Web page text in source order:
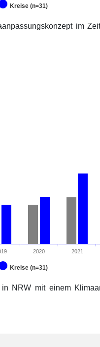
Kreise (n=31)
im
Kreise (n=31)
2020 2021
NRW mit einem